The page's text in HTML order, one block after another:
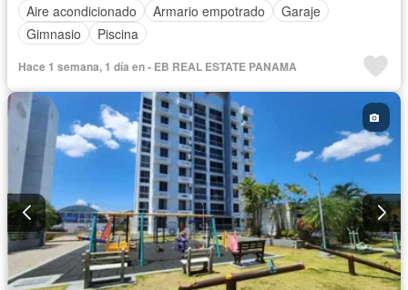
Aire acondicionado
Armario empotrado
Garaje
Gimnasio
Piscina
Hace 1 semana, 1 día en - EB REAL ESTATE PANAMA